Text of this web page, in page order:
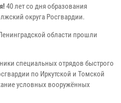
40 лет со дня образования
округа Росгвардии.
области прошли
специальных отрядов быстрого
по Иркутской и Томской
условных вооружённых